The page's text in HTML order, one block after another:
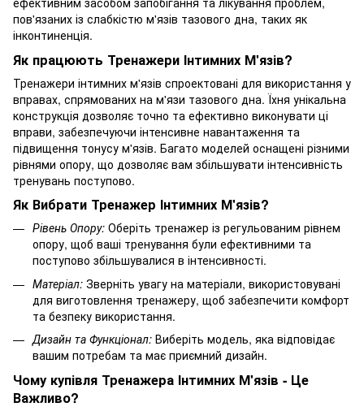
пов'язаних із слабкістю м'язів тазового дна, таких як
інконтиненція.
Як працюють Тренажери Інтимних М'язів?
Тренажери інтимних м'язів спроектовані для використання у
вправах, спрямованих на м'язи тазового дна. Їхня унікальна
конструкція дозволяє точно та ефективно виконувати ці
вправи, забезпечуючи інтенсивне навантаження та
підвищення тонусу м'язів. Багато моделей оснащені різними
рівнями опору, що дозволяє вам збільшувати інтенсивність
тренувань поступово.
Як Вибрати Тренажер Інтимних М'язів?
Рівень Опору: Оберіть тренажер із регульованим рівнем
опору, щоб ваші тренування були ефективними та
поступово збільшувалися в інтенсивності.
Матеріал: Зверніть увагу на матеріали, використовувані
для виготовлення тренажеру, щоб забезпечити комфорт
та безпеку використання.
Дизайн та Функціонал: Виберіть модель, яка відповідає
вашим потребам та має приємний дизайн.
Чому купівля Тренажера Інтимних М'язів - Це
Важливо?